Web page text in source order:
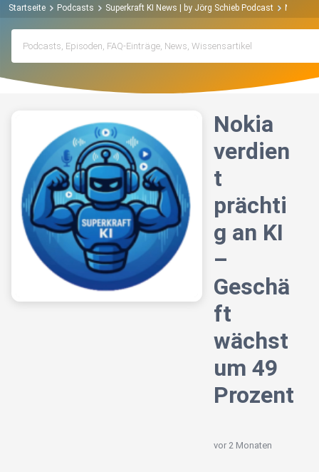
Startseite Podcasts Superkraft KI News | by Jörg Schieb Podcast Nokia
Nokia
verdien
t
prächti
g an KI
–
Geschä
ft
wächst
um 49
Prozent
vor 2 Monaten